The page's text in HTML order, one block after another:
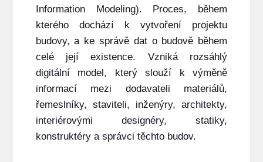
Information Modeling). Proces, během
kterého dochází k vytvoření projektu
budovy, a ke správě dat o budově během
celé její existence. Vzniká rozsáhlý
digitální model, který slouží k výměně
informací mezi dodavateli materiálů,
řemeslníky, staviteli, inženýry, architekty,
interiérovými designéry, statiky,
konstruktéry a správci těchto budov.